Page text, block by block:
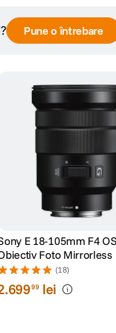
Pune o întrebare
E 18-105mm F4
Foto Mirrorless
(18)
.69999 lei